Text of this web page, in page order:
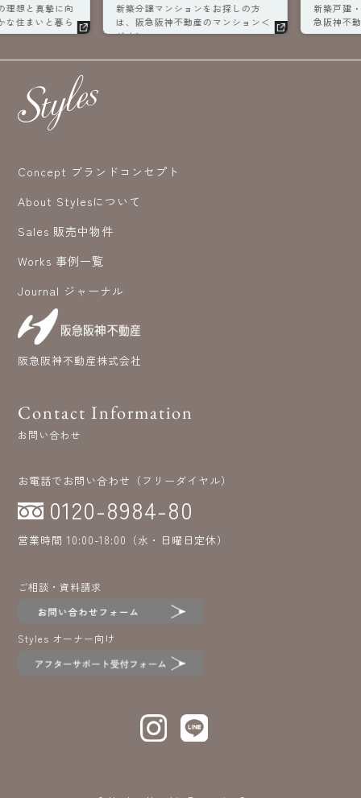
と真摯に向
まいと暮ら
新築分譲マンションをお探しの方
は、阪急阪神不動産のマンション＜
ジオ＞へ。
新築戸建・
急阪神不動
へ。
Concept ブランドコンセプト
About Stylesについて
Sales 販売中物件
Works 事例一覧
Journal ジャーナル
阪急阪神不動産株式会社
Contact Information
お問い合わせ
お電話でお問い合わせ（フリーダイヤル）
0120-8984-80
営業時間 10:00-18:00（水・日曜日定休）
ご相談・資料請求
Styles オーナー向け